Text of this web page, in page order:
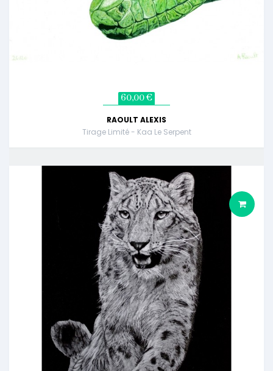
60,00 €
RAOULT ALEXIS
Tirage Limité - Kaa Le Serpent